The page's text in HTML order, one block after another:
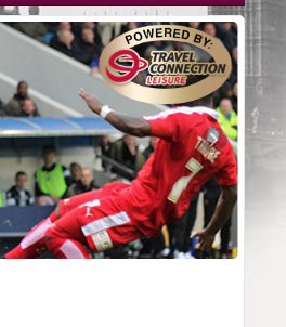
Dit product is
toegevoegd aan uw
wensenlijst.